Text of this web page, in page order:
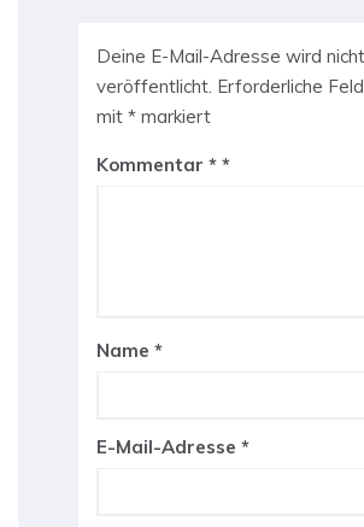
Deine E-Mail-Adresse wird nicht
veröffentlicht. Erforderliche
mit * markiert
Kommentar *
Name *
E-Mail-Adresse *